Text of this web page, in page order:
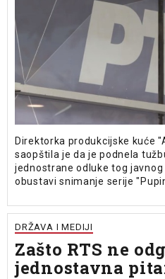
Direktorka produkcijske kuće
saopštila je da je podnela
jednostrane odluke tog
obustavi snimanje serije
DRŽAVA I MEDIJI
Zašto RTS ne
jednostavna